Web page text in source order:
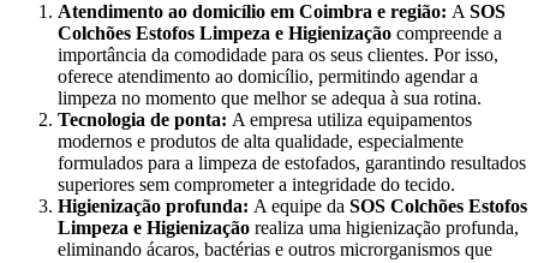
Atendimento ao domicílio em Coimbra e região: A SOS
Colchões Estofos Limpeza e Higienização compreende a
importância da comodidade para os seus clientes. Por isso,
oferece atendimento ao domicílio, permitindo agendar a
limpeza no momento que melhor se adequa à sua rotina.
Tecnologia de ponta: A empresa utiliza equipamentos
modernos e produtos de alta qualidade, especialmente
formulados para a limpeza de estofados, garantindo resultados
superiores sem comprometer a integridade do tecido.
Higienização profunda: A equipe da SOS Colchões Estofos
Limpeza e Higienização realiza uma higienização profunda,
eliminando ácaros, bactérias e outros microrganismos que